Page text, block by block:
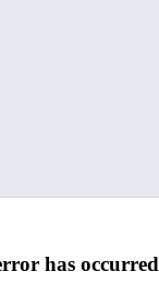
has occurred